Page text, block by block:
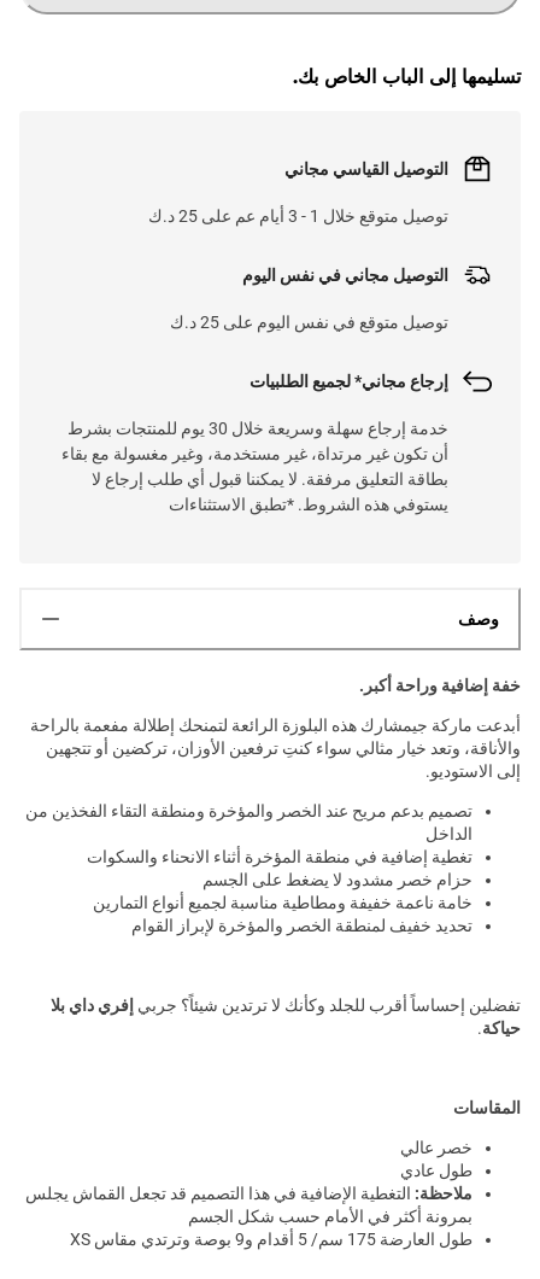
L
O
A
DI
N
تسليمها إلى الباب الخاص بك.
التوصيل القياسي مجاني
توصيل متوقع خلال 1 - 3 أيام عم على 25 د.ك
التوصيل مجاني في نفس اليوم
توصيل متوقع في نفس اليوم على 25 د.ك
إرجاع مجاني* لجميع الطلبيات
خدمة إرجاع سهلة وسريعة خلال 30 يوم للمنتجات بشرط
أن تكون غير مرتداة، غير مستخدمة، وغير مغسولة مع بقاء
بطاقة التعليق مرفقة. لا يمكننا قبول أي طلب إرجاع لا
يستوفي هذه الشروط. *تطبق الاستثناءات
وصف
خفة إضافية وراحة أكبر.
أبدعت ماركة جيمشارك هذه البلوزة الرائعة لتمنحك إطلالة مفعمة بالراحة
والأناقة، وتعد خيار مثالي سواء كنتِ ترفعين الأوزان، تركضين أو تتجهين
إلى الاستوديو.
تصميم بدعم مريح عند الخصر والمؤخرة ومنطقة التقاء الفخذين من
الداخل
تغطية إضافية في منطقة المؤخرة أثناء الانحناء والسكوات
حزام خصر مشدود لا يضغط على الجسم
خامة ناعمة خفيفة ومطاطية مناسبة لجميع أنواع التمارين
تحديد خفيف لمنطقة الخصر والمؤخرة لإبراز القوام
تفضلين إحساساً أقرب للجلد وكأنك لا ترتدين شيئاً؟ جربي إفري داي بلا
حياكة.
المقاسات
خصر عالي
طول عادي
ملاحظة: التغطية الإضافية في هذا التصميم قد تجعل القماش يجلس
بمرونة أكثر في الأمام حسب شكل الجسم
طول العارضة 175 سم/ 5 أقدام و9 بوصة وترتدي مقاس XS